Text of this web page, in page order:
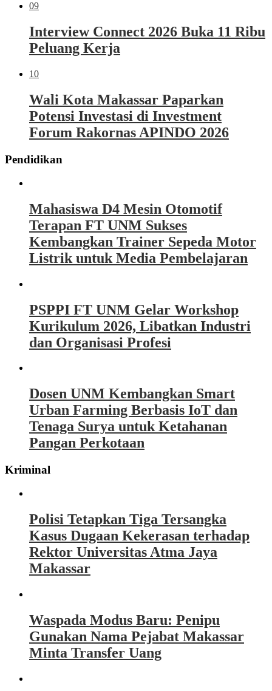
09
Interview Connect 2026 Buka 11 Ribu
Peluang Kerja
10
Wali Kota Makassar Paparkan
Potensi Investasi di Investment
Forum Rakornas APINDO 2026
Pendidikan
Mahasiswa D4 Mesin Otomotif
Terapan FT UNM Sukses
Kembangkan Trainer Sepeda Motor
Listrik untuk Media Pembelajaran
PSPPI FT UNM Gelar Workshop
Kurikulum 2026, Libatkan Industri
dan Organisasi Profesi
Dosen UNM Kembangkan Smart
Urban Farming Berbasis IoT dan
Tenaga Surya untuk Ketahanan
Pangan Perkotaan
Kriminal
Polisi Tetapkan Tiga Tersangka
Kasus Dugaan Kekerasan terhadap
Rektor Universitas Atma Jaya
Makassar
Waspada Modus Baru: Penipu
Gunakan Nama Pejabat Makassar
Minta Transfer Uang